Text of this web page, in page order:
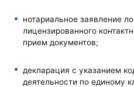
нотариальное заявление
лицензированного
прием документов;
декларация с указанием
деятельности по единому